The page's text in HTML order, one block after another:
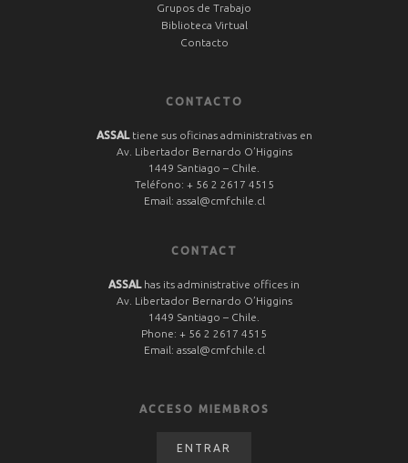
Grupos de Trabajo
Biblioteca Virtual
Contacto
CONTACTO
ASSALtiene sus oficinas administrativas en
Av. Libertador Bernardo O’Higgins
1449 Santiago – Chile.
Teléfono: + 56 2 2617 4515
Email: assal@cmfchile.cl
CONTACT
ASSALhas its administrative offices in
Av. Libertador Bernardo O’Higgins
1449 Santiago – Chile.
Phone: + 56 2 2617 4515
Email: assal@cmfchile.cl
ACCESO MIEMBROS
ENTRAR